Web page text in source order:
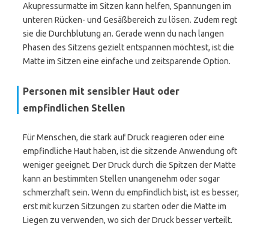
Akupressurmatte im Sitzen kann helfen, Spannungen im
unteren Rücken- und Gesäßbereich zu lösen. Zudem regt
sie die Durchblutung an. Gerade wenn du nach langen
Phasen des Sitzens gezielt entspannen möchtest, ist die
Matte im Sitzen eine einfache und zeitsparende Option.
Personen mit sensibler Haut oder
empfindlichen Stellen
Für Menschen, die stark auf Druck reagieren oder eine
empfindliche Haut haben, ist die sitzende Anwendung oft
weniger geeignet. Der Druck durch die Spitzen der Matte
kann an bestimmten Stellen unangenehm oder sogar
schmerzhaft sein. Wenn du empfindlich bist, ist es besser,
erst mit kurzen Sitzungen zu starten oder die Matte im
Liegen zu verwenden, wo sich der Druck besser verteilt.